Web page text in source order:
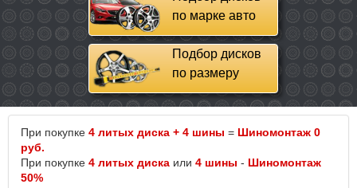
по марке авто
Подбор дисков
по размеру
При покупке 4 литых диска + 4 шины = Шиномонтаж 0
руб.
При покупке 4 литых диска или 4 шины - Шиномонтаж
50%